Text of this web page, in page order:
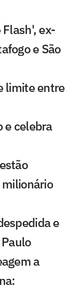
ex-
e São
limite entre
e celebra
e
a